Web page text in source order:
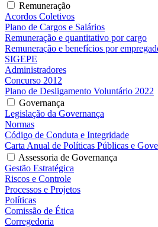
Remuneração
Acordos Coletivos
Plano de Cargos e Salários
Remuneração e quantitativo por cargo
Remuneração e benefícios por
SIGEPE
Administradores
Concurso 2012
Plano de Desligamento Voluntário 2022
Governança
Legislação da Governança
Normas
Código de Conduta e Integridade
Carta Anual de Políticas Públicas e
Assessoria de Governança
Gestão Estratégica
Riscos e Controle
Processos e Projetos
Políticas
Comissão de Ética
Corregedoria